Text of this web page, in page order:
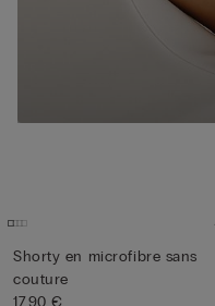
Shorty en microfibre sans
couture
17,90 €